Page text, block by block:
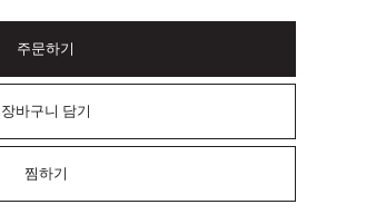
주문하기
장바구니 담기
찜하기